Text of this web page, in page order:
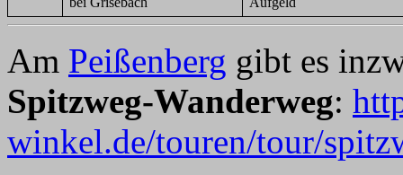
Am Peißenberg gibt es
Spitzweg-Wanderweg:
winkel.de/touren/tour/